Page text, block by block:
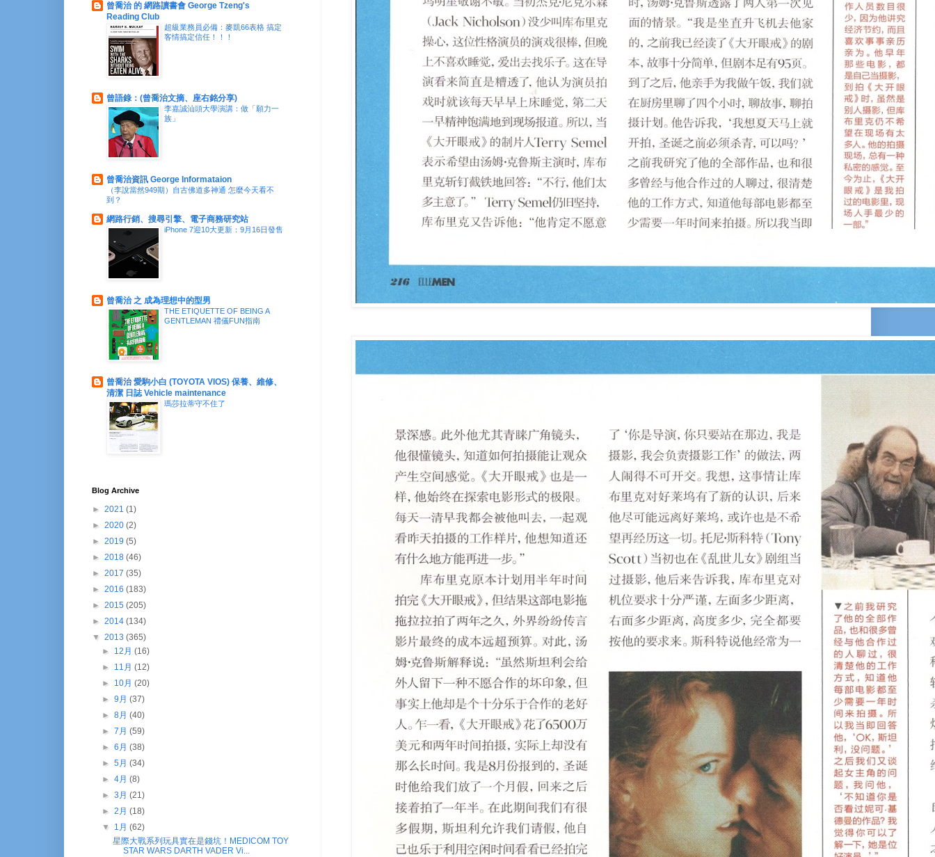
曾喬治 的 網路讀書會 George Tzeng's
Reading Club
超級業務員必備：麥凱66表格 搞定
客情搞定信任！！！
曾語錄：(曾喬治文摘、座右銘分享)
李嘉誠汕頭大學演講：做「願力一
族」
曾喬治資訊 George Informataion
（李說當然949期）自古佛道多神通 怎麼今天看不
到？
網路行銷、搜尋引擎、電子商務研究站
iPhone 7迎10大更新：9月16日發售
曾喬治 之 成為理想中的型男
THE ETIQUETTE OF BEING A
GENTLEMAN 禮儀FUN指南
曾喬治 愛駒小白 (TOYOTA VIOS) 保養、維修、
清潔 日誌 Vehicle maintenance
瑪莎拉蒂守不住了
Blog Archive
► 2021 (1)
► 2020 (2)
► 2019 (5)
► 2018 (46)
► 2017 (35)
► 2016 (183)
► 2015 (205)
► 2014 (134)
▼ 2013 (365)
► 12月(16)
► 11月(12)
► 10月(20)
►9月(37)
►8月(40)
►7月(59)
►6月(38)
►5月(34)
►4月(8)
►3月(21)
►2月(18)
▼ 1月(62)
星際大戰系列玩具實在是錢坑！MEDICOM TOY
STAR WARS DARTH VADER Vi...